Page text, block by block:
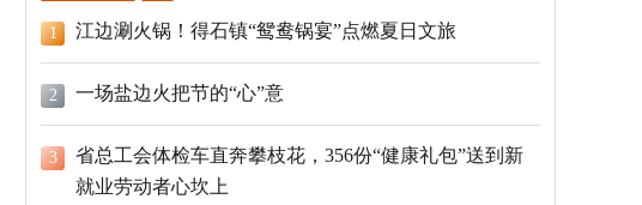
1 江边涮火锅！得石镇“鸳鸯锅宴”点燃夏日文旅
2 一场盐边火把节的“心”意
3
省总工会体检车直奔攀枝花，356份“健康礼包”送到新
就业劳动者心坎上